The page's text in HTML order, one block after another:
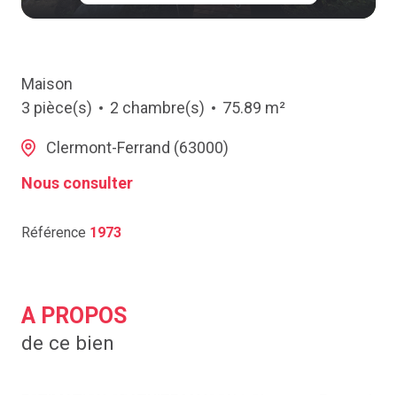
Maison
3 pièce(s)
2 chambre(s) 75.89 m²
Clermont-Ferrand (63000)
Nous consulter
Référence 1973
A PROPOS
de ce bien